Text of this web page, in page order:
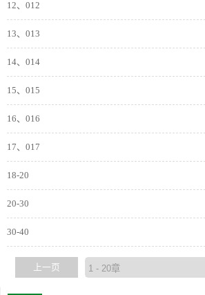
12、012
13、013
14、014
15、015
16、016
17、017
18-20
20-30
30-40
上一页